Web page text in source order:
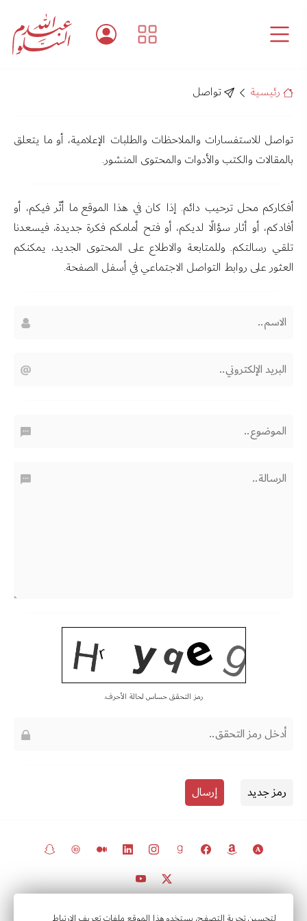
رئيسية تواصل
تواصل للاستفسارات والملاحظات والطلبات الإعلامية، أو ما يتعلق
بالمقالات والكتب والأدوات والمحتوى المنشور.
أفكاركم محل ترحيب دائم. إذا كان في هذا الموقع ما أثّر فيكم، أو
أفادكم، أو أثار سؤالًا لديكم، أو فتح أمامكم فكرة جديدة، فيسعدنا
تلقي رسالتكم. وللمتابعة والاطلاع على المحتوى الجديد، يمكنكم
العثور على روابط التواصل الاجتماعي في أسفل الصفحة.
رمز التحقق حساس لحالة الأحرف.
رمز جديد إرسال
© 2011 – 2026 جميع الحقوق محفوظة.